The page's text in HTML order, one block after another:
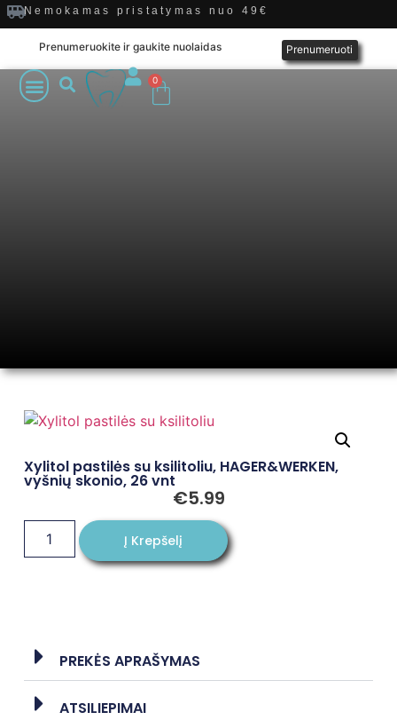
Nemokamas pristatymas nuo 49€
Prenumeruokite ir gaukite nuolaidas Prenumeruoti
0
Xylitol pastilės su ksilitoliu, HAGER&WERKEN,
vyšnių skonio, 26 vnt
€5.99
PREKĖS APRAŠYMAS
ATSILIEPIMAI
Į Krepšelį